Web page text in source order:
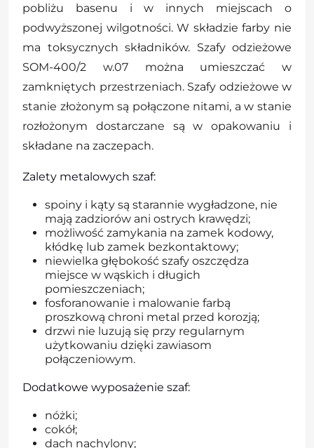
pobliżu basenu i w innych miejscach o
podwyższonej wilgotności. W składzie farby nie
ma toksycznych składników. Szafy odzieżowe
SOM-400/2 w.07 można umieszczać w
zamkniętych przestrzeniach. Szafy odzieżowe w
stanie złożonym są połączone nitami, a w stanie
rozłożonym dostarczane są w opakowaniu i
składane na zaczepach.
Zalety metalowych szaf:
spoiny i kąty są starannie wygładzone, nie
mają zadziorów ani ostrych krawędzi;
możliwość zamykania na zamek kodowy,
kłódkę lub zamek bezkontaktowy;
niewielka głębokość szafy oszczędza
miejsce w wąskich i długich
pomieszczeniach;
fosforanowanie i malowanie farbą
proszkową chroni metal przed korozją;
drzwi nie luzują się przy regularnym
użytkowaniu dzięki zawiasom
połączeniowym.
Dodatkowe wyposażenie szaf:
nóżki;
cokół;
dach nachylony;